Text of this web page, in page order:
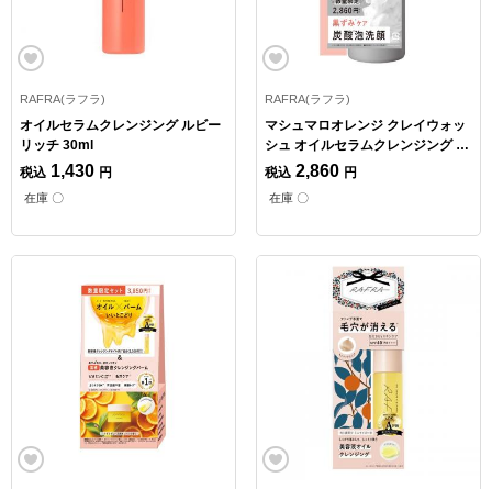
RAFRA(ラフラ)
オイルセラムクレンジング ルビー
リッチ 30ml
税込 1,430 円
在庫 〇
RAFRA(ラフラ)
マシュマロオレンジ クレイウォッ
シュ オイルセラムクレンジング ミ
ニ付き【数量限定】
税込 2,860 円
在庫 〇